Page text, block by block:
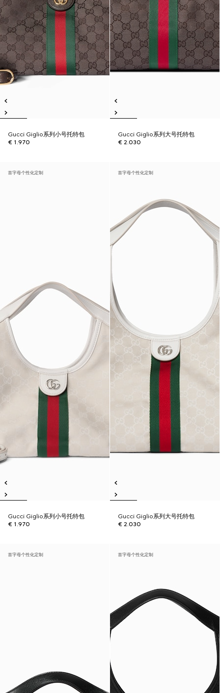
Gucci Giglio系列小号托特包
€ 1.970
Gucci Giglio系列大号托特包
€ 2.030
首字母个性化定制
Gucci Giglio系列小号托特包
€ 1.970
首字母个性化定制
Gucci Giglio系列大号托特包
€ 2.030
首字母个性化定制 首字母个性化定制